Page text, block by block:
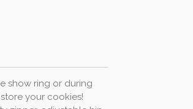
show ring or during
your cookies!